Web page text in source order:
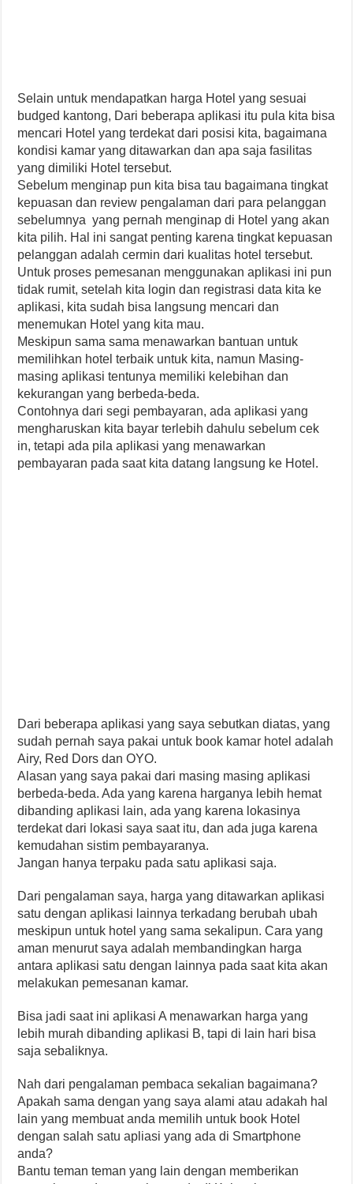
Selain untuk mendapatkan harga Hotel yang sesuai
budged kantong, Dari beberapa aplikasi itu pula kita bisa
mencari Hotel yang terdekat dari posisi kita, bagaimana
kondisi kamar yang ditawarkan dan apa saja fasilitas
yang dimiliki Hotel tersebut.
Sebelum menginap pun kita bisa tau bagaimana tingkat
kepuasan dan review pengalaman dari para pelanggan
sebelumnya yang pernah menginap di Hotel yang akan
kita pilih. Hal ini sangat penting karena tingkat kepuasan
pelanggan adalah cermin dari kualitas hotel tersebut.
Untuk proses pemesanan menggunakan aplikasi ini pun
tidak rumit, setelah kita login dan registrasi data kita ke
aplikasi, kita sudah bisa langsung mencari dan
menemukan Hotel yang kita mau.
Meskipun sama sama menawarkan bantuan untuk
memilihkan hotel terbaik untuk kita, namun Masing-
masing aplikasi tentunya memiliki kelebihan dan
kekurangan yang berbeda-beda.
Contohnya dari segi pembayaran, ada aplikasi yang
mengharuskan kita bayar terlebih dahulu sebelum cek
in, tetapi ada pila aplikasi yang menawarkan
pembayaran pada saat kita datang langsung ke Hotel.
Dari beberapa aplikasi yang saya sebutkan diatas, yang
sudah pernah saya pakai untuk book kamar hotel adalah
Airy, Red Dors dan OYO.
Alasan yang saya pakai dari masing masing aplikasi
berbeda-beda. Ada yang karena harganya lebih hemat
dibanding aplikasi lain, ada yang karena lokasinya
terdekat dari lokasi saya saat itu, dan ada juga karena
kemudahan sistim pembayaranya.
Jangan hanya terpaku pada satu aplikasi saja.
Dari pengalaman saya, harga yang ditawarkan aplikasi
satu dengan aplikasi lainnya terkadang berubah ubah
meskipun untuk hotel yang sama sekalipun. Cara yang
aman menurut saya adalah membandingkan harga
antara aplikasi satu dengan lainnya pada saat kita akan
melakukan pemesanan kamar.
Bisa jadi saat ini aplikasi A menawarkan harga yang
lebih murah dibanding aplikasi B, tapi di lain hari bisa
saja sebaliknya.
Nah dari pengalaman pembaca sekalian bagaimana?
Apakah sama dengan yang saya alami atau adakah hal
lain yang membuat anda memilih untuk book Hotel
dengan salah satu apliasi yang ada di Smartphone
anda?
Bantu teman teman yang lain dengan memberikan